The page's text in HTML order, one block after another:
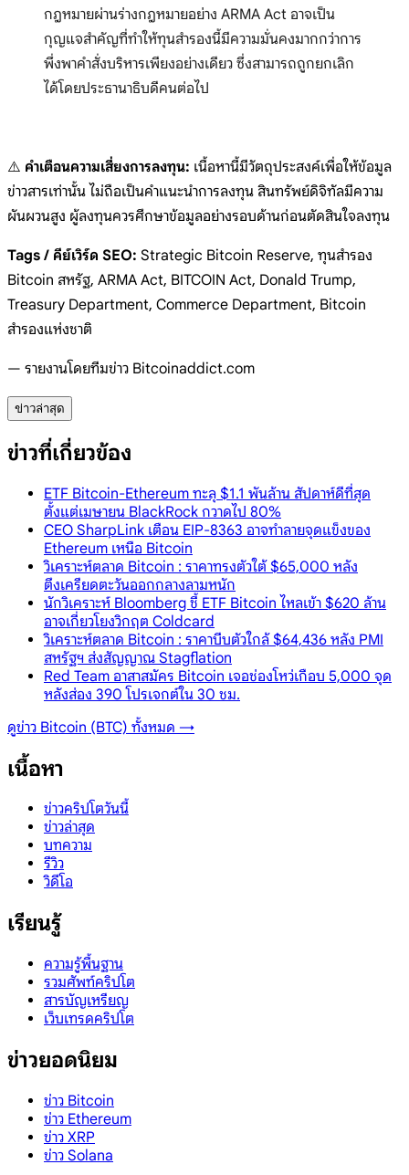
กฎหมายผ่านร่างกฎหมายอย่าง ARMA Act อาจเป็น
กุญแจสำคัญที่ทำให้ทุนสำรองนี้มีความมั่นคงมากกว่าการ
พึ่งพาคำสั่งบริหารเพียงอย่างเดียว ซึ่งสามารถถูกยกเลิก
ได้โดยประธานาธิบดีคนต่อไป
⚠️ คำเตือนความเสี่ยงการลงทุน: เนื้อหานี้มีวัตถุประสงค์เพื่อให้ข้อมูล
ข่าวสารเท่านั้น ไม่ถือเป็นคำแนะนำการลงทุน สินทรัพย์ดิจิทัลมีความ
ผันผวนสูง ผู้ลงทุนควรศึกษาข้อมูลอย่างรอบด้านก่อนตัดสินใจลงทุน
Tags / คีย์เวิร์ด SEO: Strategic Bitcoin Reserve, ทุนสำรอง
Bitcoin สหรัฐ, ARMA Act, BITCOIN Act, Donald Trump,
Treasury Department, Commerce Department, Bitcoin
สำรองแห่งชาติ
— รายงานโดยทีมข่าว Bitcoinaddict.com
ข่าวล่าสุด
ข่าวที่เกี่ยวข้อง
ETF Bitcoin-Ethereum ทะลุ $1.1 พันล้าน สัปดาห์ดีที่สุด
ตั้งแต่เมษายน BlackRock กวาดไป 80%
CEO SharpLink เตือน EIP-8363 อาจทำลายจุดแข็งของ
Ethereum เหนือ Bitcoin
วิเคราะห์ตลาด Bitcoin : ราคาทรงตัวใต้ $65,000 หลัง
ตึงเครียดตะวันออกกลางลามหนัก
นักวิเคราะห์ Bloomberg ชี้ ETF Bitcoin ไหลเข้า $620 ล้าน
อาจเกี่ยวโยงวิกฤต Coldcard
วิเคราะห์ตลาด Bitcoin : ราคาบีบตัวใกล้ $64,436 หลัง PMI
สหรัฐฯ ส่งสัญญาณ Stagflation
Red Team อาสาสมัคร Bitcoin เจอช่องโหว่เกือบ 5,000 จุด
หลังส่อง 390 โปรเจกต์ใน 30 ชม.
ดูข่าว Bitcoin (BTC) ทั้งหมด →
เนื้อหา
ข่าวคริปโตวันนี้
ข่าวล่าสุด
บทความ
รีวิว
วิดีโอ
เรียนรู้
ความรู้พื้นฐาน
รวมศัพท์คริปโต
สารบัญเหรียญ
เว็บเทรดคริปโต
ข่าวยอดนิยม
ข่าว Bitcoin
ข่าว Ethereum
ข่าว XRP
ข่าว Solana